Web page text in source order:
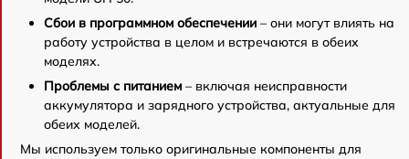
Сбои в программном обеспечении – они могут влиять на
работу устройства в целом и встречаются в обеих
моделях.
Проблемы с питанием – включая неисправности
аккумулятора и зарядного устройства, актуальные для
обеих моделей.
Мы используем только оригинальные компоненты для